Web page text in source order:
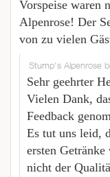
Vorspeise waren
Alpenrose! Der
von zu vielen
Stump's Alpenrose
Sehr geehrter
Vielen Dank,
Feedback
Es tut uns leid,
ersten Getränke
nicht der